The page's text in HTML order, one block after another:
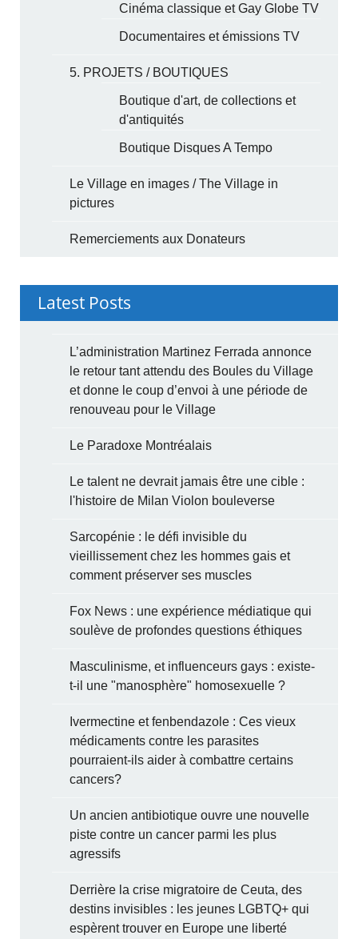
Cinéma classique et Gay Globe TV
Documentaires et émissions TV
5. PROJETS / BOUTIQUES
Boutique d'art, de collections et
d'antiquités
Boutique Disques A Tempo
Le Village en images / The Village in
pictures
Remerciements aux Donateurs
Latest Posts
L’administration Martinez Ferrada annonce
le retour tant attendu des Boules du Village
et donne le coup d’envoi à une période de
renouveau pour le Village
Le Paradoxe Montréalais
Le talent ne devrait jamais être une cible :
l'histoire de Milan Violon bouleverse
Sarcopénie : le défi invisible du
vieillissement chez les hommes gais et
comment préserver ses muscles
Fox News : une expérience médiatique qui
soulève de profondes questions éthiques
Masculinisme, et influenceurs gays : existe-
t-il une "manosphère" homosexuelle ?
Ivermectine et fenbendazole : Ces vieux
médicaments contre les parasites
pourraient-ils aider à combattre certains
cancers?
Un ancien antibiotique ouvre une nouvelle
piste contre un cancer parmi les plus
agressifs
Derrière la crise migratoire de Ceuta, des
destins invisibles : les jeunes LGBTQ+ qui
espèrent trouver en Europe une liberté